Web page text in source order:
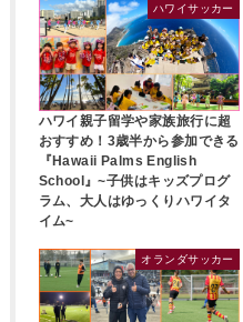
ハワイサッカー
ハワイ親子留学や家族旅行に超
おすすめ！3歳半から参加できる
『Hawaii Palms English
School』~子供はキッズプログ
ラム、大人はゆっくりハワイタ
イム~
オランダサッカー